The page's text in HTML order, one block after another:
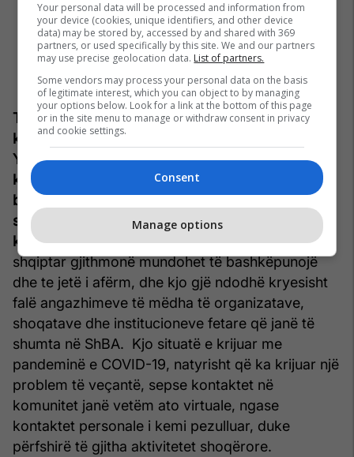
Telegrafi: Ju jeni në kontakt të vazhdueshëm me
komunitetin shqiptar në ShBA, kryesisht në New
York dhe shtetet përreth. Si po e përballon
komuniteti shqiptar këtë situatë, cili është
bashkëpunimi, dhe a keni ndonjë statistikë se sa
shqiptar janë të infektuar më coronavirus, dhe sa
kanë vdekur? Dr. Pashko R. Camaj:Komuniteti
shqiptar gjithmonë mundohet të bashkëpunojë
dhe te jetë i afërm, dhe kjo gjë ndodhë kryesisht
falë angazhimeve të mëdha të organizatave,
shoqatave dhe institucioneve fetare që janë të
shumta në ShBA. Kjo situatë e krijuar me
pandeminë e COVID-19, natyrisht që ka krijuar një
problem të veçantë, sepse kontaktet në
komunitet janë vetëm ato virtuale, ngase
kontaktet personale i kemi pezulluar, duke
përfshirë të gjitha aktivitetet shoqërore.
Your personal data will be processed and information from
your device (cookies, unique identifiers, and other device
data) may be stored by, accessed by and shared with 369
partners, or used specifically by this site. We and our partners
may use precise geolocation data. List of partners.
Some vendors may process your personal data on the basis
of legitimate interest, which you can object to by managing
your options below. Look for a link at the bottom of this page
or in the site menu to manage or withdraw consent in privacy
and cookie settings.
Consent
Manage options